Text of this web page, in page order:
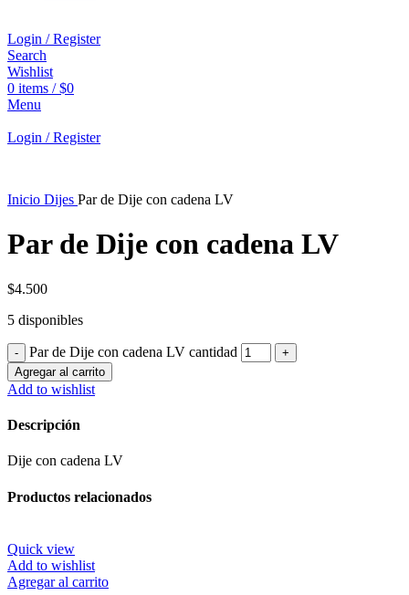
Login / Register
Search
Wishlist
0 items / $0
Menu
Login / Register
Inicio Dijes Par de Dije con cadena LV
Par de Dije con cadena LV
$4.500
5 disponibles
Par de Dije con cadena LV cantidad
Agregar al carrito
Add to wishlist
Descripción
Dije con cadena LV
Productos relacionados
Quick view
Add to wishlist
Agregar al carrito